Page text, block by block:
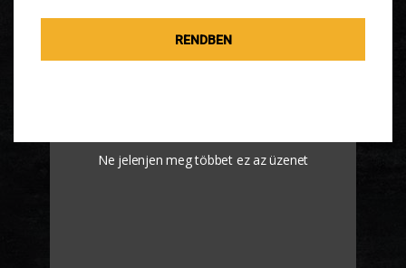
dzsemmel. Szórjuk meg porcukorral és díszítsük
citromfűvel vagy menta levéllel.
RENDBEN
Ne jelenjen meg többet ez az üzenet